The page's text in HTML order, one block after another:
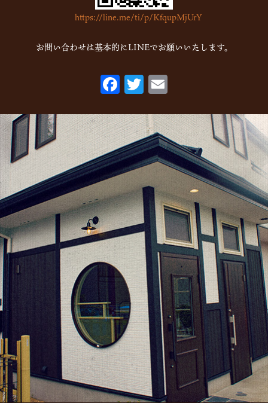
https://line.me/ti/p/KfqupMjUrY
お問い合わせは基本的にLINEでお願いいたします。
F
ac
eb
o
o
k
T
w
itt
er
ai
l